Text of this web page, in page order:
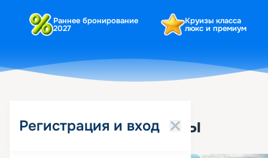
Раннее бронирование
2027
Круизы класса
люкс и премиум
Регистрация и вход
Популярные круизы